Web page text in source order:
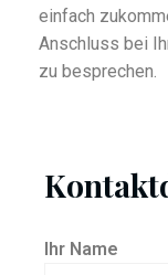
einfach
Anschluss bei
zu besprechen.
Ihr Name